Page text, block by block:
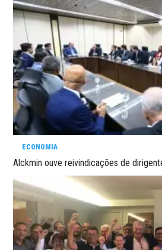
ECONOMIA
Alckmin ouve reivindicações de